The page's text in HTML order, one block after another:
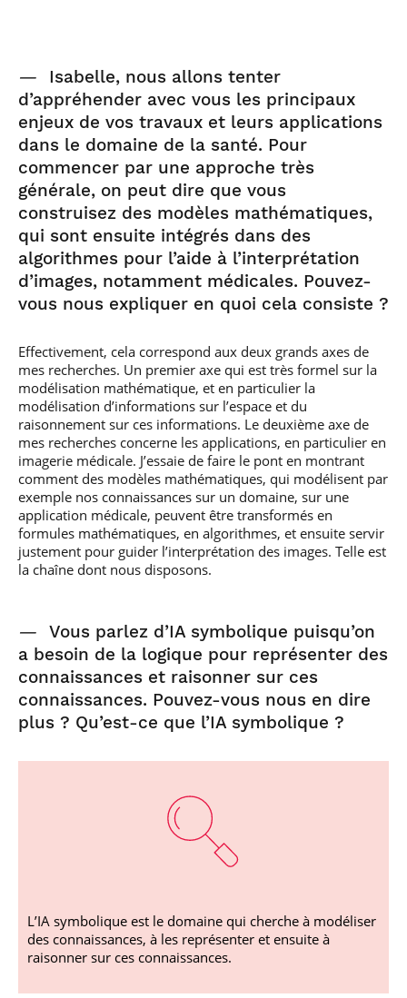
—
Isabelle, nous allons tenter
d’appréhender avec vous les principaux
enjeux de vos travaux et leurs applications
dans le domaine de la santé. Pour
commencer par une approche très
générale, on peut dire que vous
construisez des modèles mathématiques,
qui sont ensuite intégrés dans des
algorithmes pour l’aide à l’interprétation
d’images, notamment médicales. Pouvez-
vous nous expliquer en quoi cela consiste ?
Effectivement, cela correspond aux deux grands axes de
mes recherches. Un premier axe qui est très formel sur la
modélisation mathématique, et en particulier la
modélisation d’informations sur l’espace et du
raisonnement sur ces informations. Le deuxième axe de
mes recherches concerne les applications, en particulier en
imagerie médicale. J’essaie de faire le pont en montrant
comment des modèles mathématiques, qui modélisent par
exemple nos connaissances sur un domaine, sur une
application médicale, peuvent être transformés en
formules mathématiques, en algorithmes, et ensuite servir
justement pour guider l’interprétation des images. Telle est
la chaîne dont nous disposons.
—
Vous parlez d’IA symbolique puisqu’on
a besoin de la logique pour représenter des
connaissances et raisonner sur ces
connaissances. Pouvez-vous nous en dire
plus ? Qu’est-ce que l’IA symbolique ?
L’IA symbolique est le domaine qui cherche à modéliser
des connaissances, à les représenter et ensuite à
raisonner sur ces connaissances.